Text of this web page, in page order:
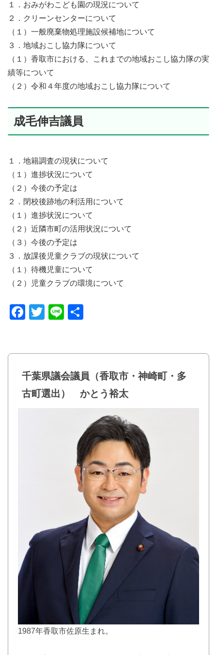
１．おみがわこども園の現況について
２．クリーンセンターについて
（１）一般廃棄物処理施設候補地について
３．地域おこし協力隊について
（１）香取市における、これまでの地域おこし協力隊の実
績等について
（２）令和４年度の地域おこし協力隊について
成毛伸吉議員
１．地籍調査の現状について
（１）進捗状況について
（２）今後の予定は
２．閉校後跡地の利活用について
（１）進捗状況について
（２）近隣市町の活用状況について
（３）今後の予定は
３．放課後児童クラブの現状について
（１）待機児童について
（２）児童クラブの環境について
F
e
b
o
T
er
Li
千葉県議会議員（香取市・神崎町・多
古町選出） かとう裕太
1987年香取市佐原生まれ。